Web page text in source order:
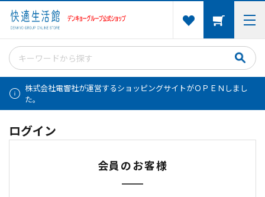
株式会社電響社が運営するショッピングサイトがＯＰＥＮしまし
た。
ログイン
会員のお客様